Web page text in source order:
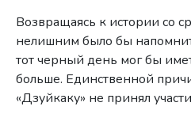
Возвращаясь к истории со
нелишним было бы
тот черный день мог бы
больше. Единственной
«Дзуйкаку» не принял